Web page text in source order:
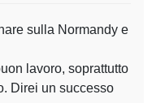
sulla Normandy e
lavoro, soprattutto
Direi un successo